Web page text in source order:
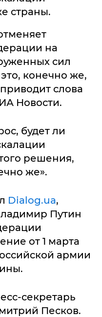
страны.
на
сил
конечно же,
слова
Новости.
будет ли
решения,
же».
Dialog.ua,
Путин
от 1 марта
армии
секретарь
Песков.